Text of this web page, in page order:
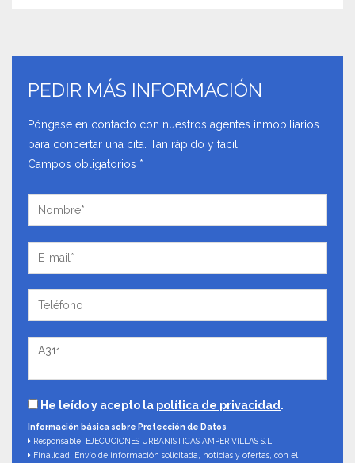
PEDIR MÁS INFORMACIÓN
Póngase en contacto con nuestros agentes inmobiliarios
para concertar una cita. Tan rápido y fácil.
Campos obligatorios *
He leído y acepto la política de privacidad .
Información básica sobre Protección de Datos
Responsable: EJECUCIONES URBANISTICAS AMPER VILLAS S.L.
Finalidad: Envío de información solicitada, noticias y ofertas, con el